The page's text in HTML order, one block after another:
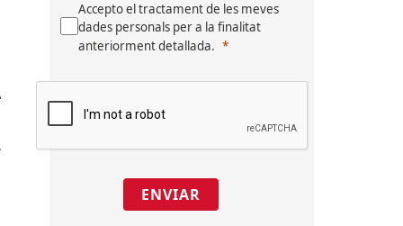
Accepto el tractament de les meves
dades personals per a la finalitat
anteriorment detallada.
ENVIAR